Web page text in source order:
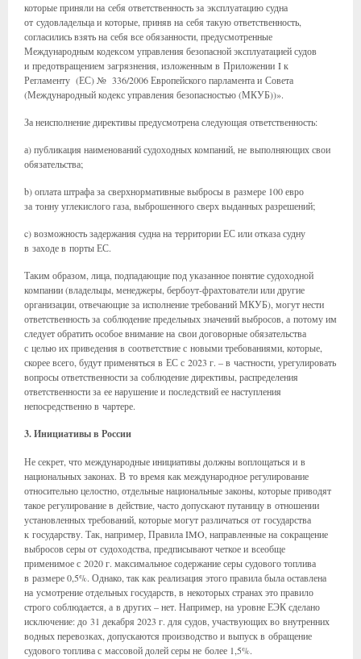
которые приняли на себя ответственность за эксплуатацию судна
от судовладельца и которые, приняв на себя такую ответственность,
согласились взять на себя все обязанности, предусмотренные
Международным кодексом управления безопасной эксплуатацией судов
и предотвращением загрязнения, изложенным в Приложении I к
Регламенту (ЕС) № 336/2006 Европейского парламента и Совета
(Международный кодекс управления безопасностью (МКУБ))».
За неисполнение директивы предусмотрена следующая ответственность:
а) публикация наименований судоходных компаний, не выполняющих свои
обязательства;
b) оплата штрафа за сверхнормативные выбросы в размере 100 евро
за тонну углекислого газа, выброшенного сверх выданных разрешений;
c) возможность задержания судна на территории ЕС или отказа судну
в заходе в порты ЕС.
Таким образом, лица, подпадающие под указанное понятие судоходной
компании (владельцы, менеджеры, бербоут-фрахтователи или другие
организации, отвечающие за исполнение требований МКУБ), могут нести
ответственность за соблюдение предельных значений выбросов, а потому им
следует обратить особое внимание на свои договорные обязательства
с целью их приведения в соответствие с новыми требованиями, которые,
скорее всего, будут применяться в ЕС с 2023 г. – в частности, урегулировать
вопросы ответственности за соблюдение директивы, распределения
ответственности за ее нарушение и последствий ее наступления
непосредственно в чартере.
3. Инициативы в России
Не секрет, что международные инициативы должны воплощаться и в
национальных законах. В то время как международное регулирование
относительно целостно, отдельные национальные законы, которые приводят
такое регулирование в действие, часто допускают путаницу в отношении
установленных требований, которые могут различаться от государства
к государству. Так, например, Правила IMO, направленные на сокращение
выбросов серы от судоходства, предписывают четкое и всеобще
применимое с 2020 г. максимальное содержание серы судового топлива
в размере 0,5%. Однако, так как реализация этого правила была оставлена
на усмотрение отдельных государств, в некоторых странах это правило
строго соблюдается, а в других – нет. Например, на уровне ЕЭК сделано
исключение: до 31 декабря 2023 г. для судов, участвующих во внутренних
водных перевозках, допускаются производство и выпуск в обращение
судового топлива с массовой долей серы не более 1,5%.